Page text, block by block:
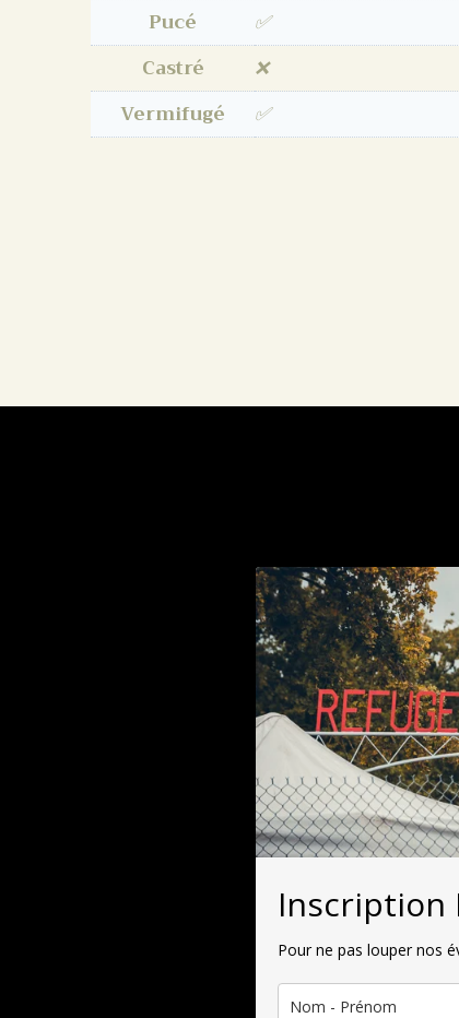
Pucé
✅
Castré
❌
Vermifugé
✅
Inscription
Pour ne pas louper nos